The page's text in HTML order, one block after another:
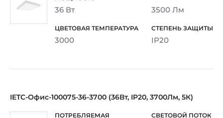
36 Вт 3500 Лм
3000 IP20
IETC-Офис-100075-36-3700 (36Вт, IP20, 3700Лм, 5К)